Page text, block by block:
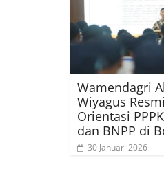
Wamendagri
Wiyagus
Orientasi
dan BNPP di
30 Januari 2026